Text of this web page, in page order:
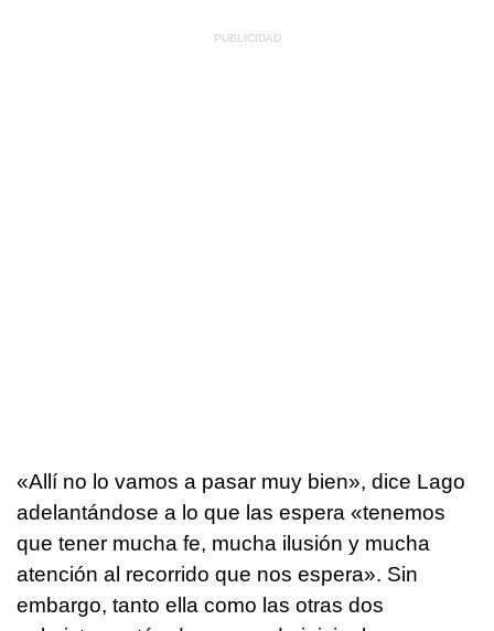
«Allí no lo vamos a pasar muy bien», dice Lago
adelantándose a lo que las espera «tenemos
que tener mucha fe, mucha ilusión y mucha
atención al recorrido que nos espera». Sin
embargo, tanto ella como las otras dos